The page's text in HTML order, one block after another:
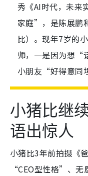
秀《AI时代，未来
家庭”，是陈展鹏
比）。现年7岁的
师，一是因为想“
小朋友“好得意同
小猪比继
语出惊人
小猪比3年前拍摄《
“CEO型性格”、无